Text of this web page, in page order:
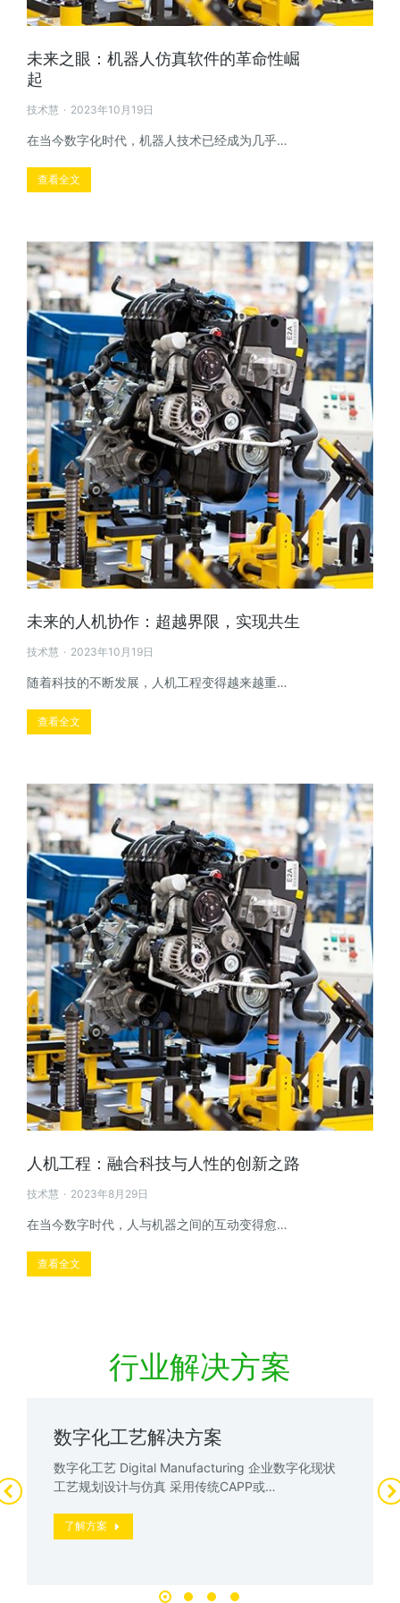
未来之眼：机器人仿真软件的革命性崛
起
技术慧 2023年10月19日
在当今数字化时代，机器人技术已经成为几乎…
查看全文
未来的人机协作：超越界限，实现共生
技术慧 2023年10月19日
随着科技的不断发展，人机工程变得越来越重…
查看全文
人机工程：融合科技与人性的创新之路
技术慧 2023年8月29日
在当今数字时代，人与机器之间的互动变得愈…
查看全文
行业解决方案
数字化工艺解决方案
数字化工艺 Digital Manufacturing 企业数字化现状
工艺规划设计与仿真 采用传统CAPP或…
了解方案